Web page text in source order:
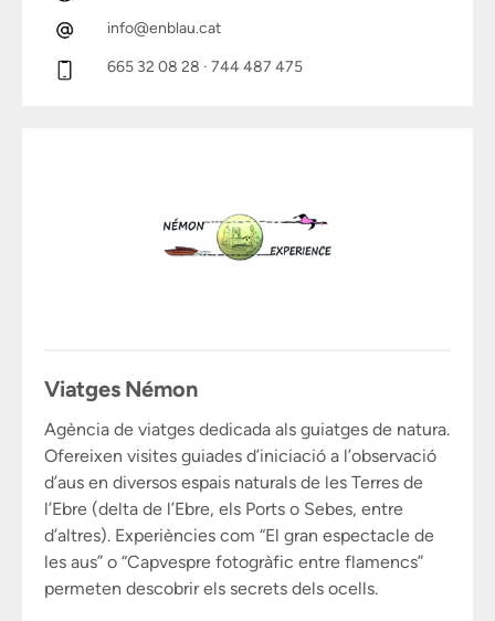
info@enblau.cat
665 32 08 28 · 744 487 475
Viatges Némon
Agència de viatges dedicada als guiatges de natura.
Ofereixen visites guiades d’iniciació a l’observació
d’aus en diversos espais naturals de les Terres de
l’Ebre (delta de l’Ebre, els Ports o Sebes, entre
d’altres). Experiències com “El gran espectacle de
les aus” o “Capvespre fotogràfic entre flamencs”
permeten descobrir els secrets dels ocells.